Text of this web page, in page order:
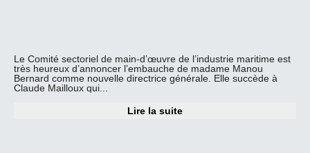
Le Comité sectoriel de main-d’œuvre de l’industrie maritime est
très heureux d’annoncer l’embauche de madame Manou
Bernard comme nouvelle directrice générale. Elle succède à
Claude Mailloux qui...
Lire la suite